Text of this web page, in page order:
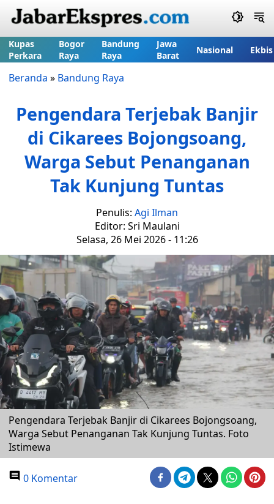
Kupas
Perkara
Bogor
Raya
Bandung
Raya
Jawa
Barat
Nasional Ekbis
Beranda » Bandung Raya
Pengendara Terjebak Banjir
di Cikarees Bojongsoang,
Warga Sebut Penanganan
Tak Kunjung Tuntas
Penulis: Agi Ilman
Editor: Sri Maulani
Selasa, 26 Mei 2026 - 11:26
Pengendara Terjebak Banjir di Cikarees Bojongsoang,
Warga Sebut Penanganan Tak Kunjung Tuntas. Foto
Istimewa
0 Komentar